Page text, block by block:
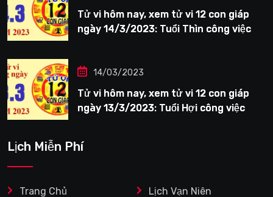
Tử vi hôm nay, xem tử vi 12 con giáp
ngày 14/3/2023: Tuổi Thìn công việc
14/03/2023
Tử vi hôm nay, xem tử vi 12 con giáp
ngày 13/3/2023: Tuổi Hợi công việc
Lịch Miễn Phí
Trang Chủ Lịch Vạn Niên